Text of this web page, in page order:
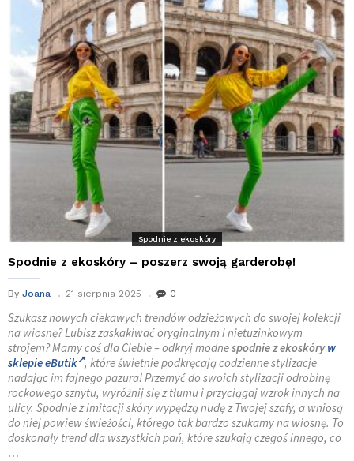
Spodnie z ekoskóry
Spodnie z ekoskóry – poszerz swoją garderobę!
By Joana 21 sierpnia 2025 0
Szukasz nowych ciekawych trendów odzieżowych do swojej kolekcji
na wiosnę? Lubisz zaskakiwać oryginalnym i nietuzinkowym
strojem? Mamy coś dla Ciebie – odkryj modnespodnie z ekoskóryw
sklepie eButik , które świetnie podkręcają codzienne stylizacje
nadając im fajnego pazura! Przemyć do swoich stylizacji odrobinę
rockowego sznytu, wyróżnij się z tłumu i przyciągaj wzrok innych na
ulicy. Spodnie z imitacji skóry wypędzą nudę z Twojej szafy, a wniosą
do niej powiew świeżości, którego tak bardzo szukamy na wiosnę. To
doskonały trend dla wszystkich pań, które szukają czegoś innego, co
…